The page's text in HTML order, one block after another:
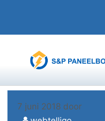
7 juni 2018 door